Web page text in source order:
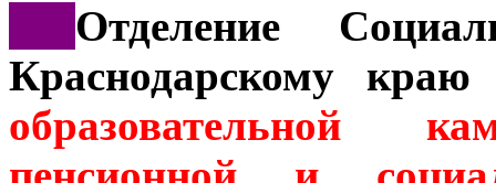
Отделение
Краснодарскому
образовательной